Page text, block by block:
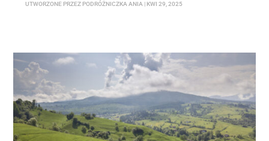
UTWORZONE PRZEZ PODRÓŻNICZKA ANIA | KWI 29, 2025